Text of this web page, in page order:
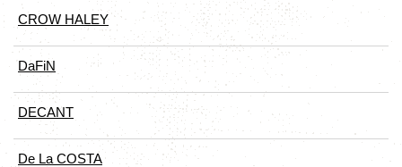
CROW HALEY
DaFiN
DECANT
De La COSTA